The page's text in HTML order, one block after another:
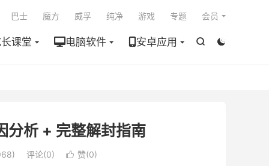


课堂 电脑软件 安卓应用
巴士 魔方 威孚 纯净 游戏 专题 会员
分析 + 完整解封指南
评论(0)  赞(0)